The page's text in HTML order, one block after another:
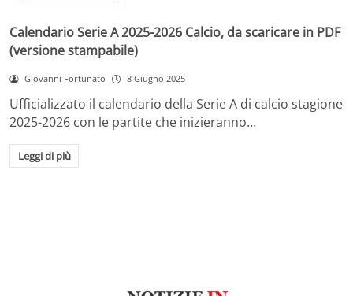
Calendario Serie A 2025-2026 Calcio, da scaricare in PDF
(versione stampabile)
Giovanni Fortunato 8 Giugno 2025
Ufficializzato il calendario della Serie A di calcio stagione
2025-2026 con le partite che inizieranno…
Leggi di più